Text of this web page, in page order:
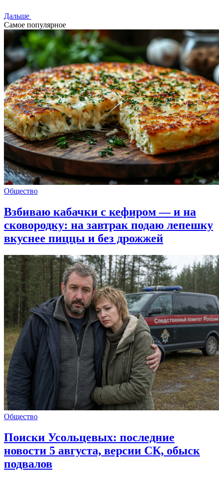
Дальше
Самое популярное
Общество
Взбиваю кабачки с кефиром — и на
сковородку: на завтрак подаю лепешку
вкуснее пиццы и без дрожжей
Общество
Поиски Усольцевых: последние
новости 5 августа, версии СК, обыск
подвалов